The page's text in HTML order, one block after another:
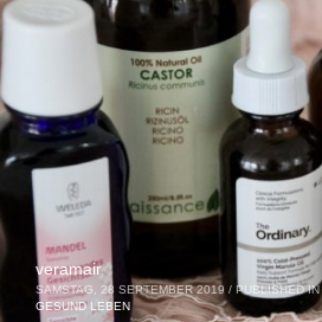
veramair
SAMSTAG, 28 SEPTEMBER 2019 / PUBLISHED IN
GESUND LEBEN